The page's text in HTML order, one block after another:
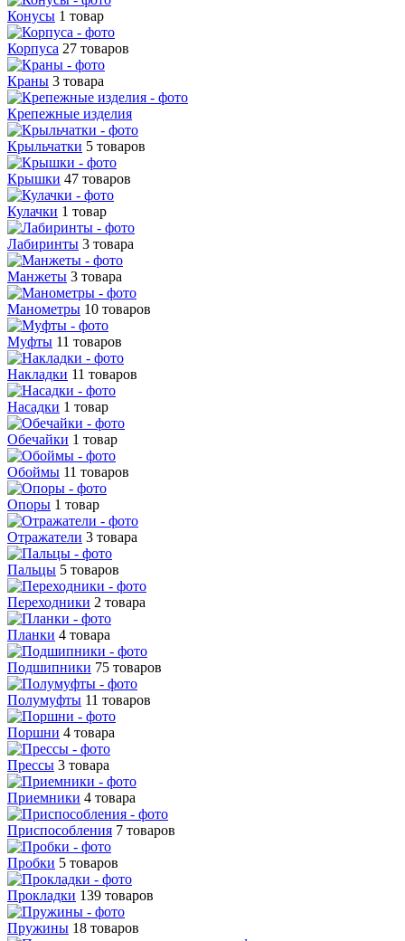
Конусы 1 товар
Корпуса 27 товаров
Краны 3 товара
Крепежные изделия
Крыльчатки 5 товаров
Крышки 47 товаров
Кулачки 1 товар
Лабиринты 3 товара
Манжеты 3 товара
Манометры 10 товаров
Муфты 11 товаров
Накладки 11 товаров
Насадки 1 товар
Обечайки 1 товар
Обоймы 11 товаров
Опоры 1 товар
Отражатели 3 товара
Пальцы 5 товаров
Переходники 2 товара
Планки 4 товара
Подшипники 75 товаров
Полумуфты 11 товаров
Поршни 4 товара
Прессы 3 товара
Приемники 4 товара
Приспособления 7 товаров
Пробки 5 товаров
Прокладки 139 товаров
Пружины 18 товаров